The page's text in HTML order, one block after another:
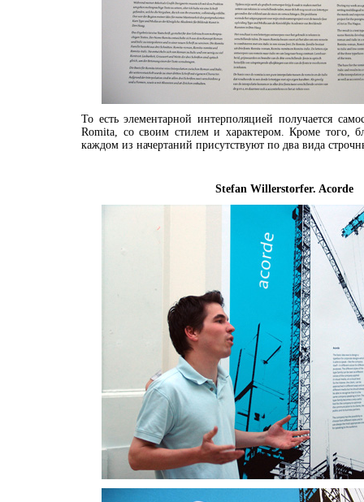
То есть элементарной интерполяцией получается
Romita, со своим стилем и характером. Кроме того,
каждом из начертаний присутствуют по два вида
Stefan Willerstorfer. Acorde